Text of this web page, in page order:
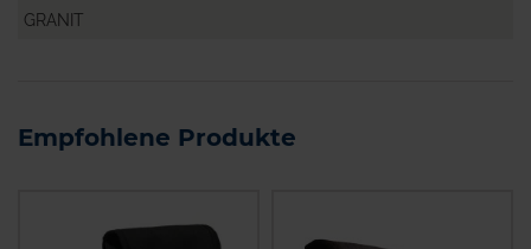
GRANIT
Empfohlene Produkte